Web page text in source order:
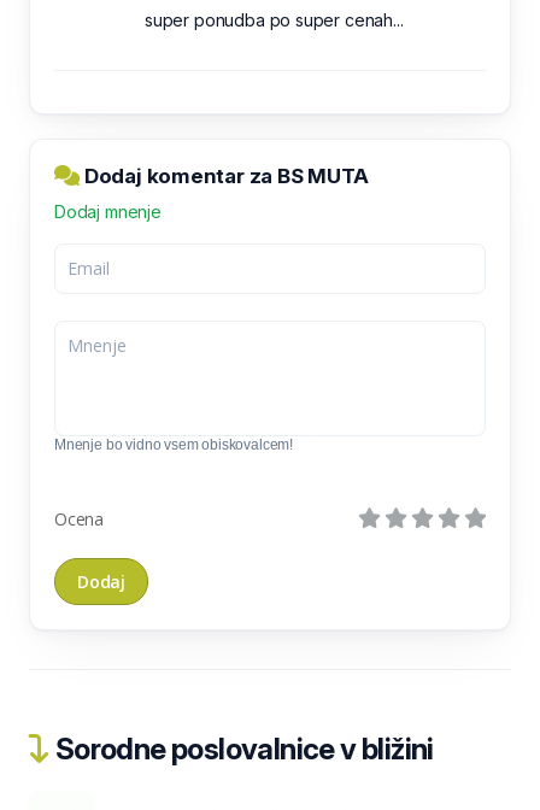
super ponudba po super cenah...
Dodaj komentar za BS MUTA
Dodaj mnenje
Mnenje bo vidno vsem obiskovalcem!
Ocena
Sorodne poslovalnice v bližini